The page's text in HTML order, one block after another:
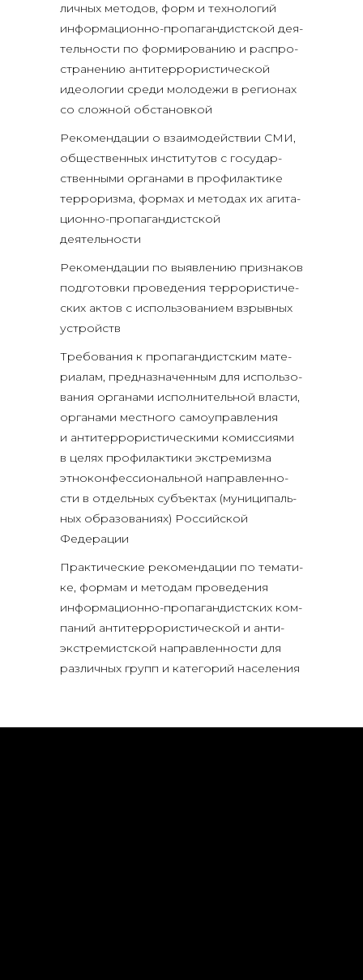
лич­ных мето­дов, форм и тех­но­ло­гий
инфор­ма­ци­он­но-про­па­ган­дист­ской дея­
тель­но­сти по фор­ми­ро­ва­нию и рас­про­
стра­не­нию анти­тер­ро­ри­сти­че­ской
идео­ло­гии сре­ди моло­де­жи в реги­о­нах
со слож­ной обстановкой
Реко­мен­да­ции о вза­и­мо­дей­ствии СМИ,
обще­ствен­ных инсти­ту­тов с госу­дар­
ствен­ны­ми орга­на­ми в про­фи­лак­ти­ке
тер­ро­риз­ма, фор­мах и мето­дах их аги­та­
ци­он­но-про­па­ган­дист­ской
деятельности
Реко­мен­да­ции по выяв­ле­нию при­зна­ков
под­го­тов­ки про­ве­де­ния тер­ро­ри­сти­че­
ских актов с исполь­зо­ва­ни­ем взрыв­ных
устройств
Тре­бо­ва­ния к про­па­ган­дист­ским мате­
ри­а­лам, пред­на­зна­чен­ным для исполь­зо­
ва­ния орга­на­ми испол­ни­тель­ной вла­сти,
орга­на­ми мест­но­го само­управ­ле­ния
и анти­тер­ро­ри­сти­че­ски­ми комис­си­я­ми
в целях про­фи­лак­ти­ки экс­тре­миз­ма
этно­кон­фес­си­о­наль­ной направ­лен­но­
сти в отдель­ных субъ­ек­тах (муни­ци­паль­
ных обра­зо­ва­ни­ях) Рос­сий­ской
Федерации
Прак­ти­че­ские реко­мен­да­ции по тема­ти­
ке, фор­мам и мето­дам про­ве­де­ния
инфор­ма­ци­он­но-про­па­ган­дист­ских ком­
па­ний анти­тер­ро­ри­сти­че­ской и анти­
экс­тре­мист­ской направ­лен­но­сти для
раз­лич­ных групп и кате­го­рий населения